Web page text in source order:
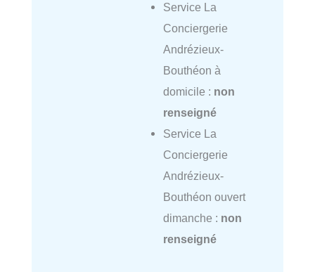
Service La
Conciergerie
Andrézieux-
Bouthéon à
domicile : non
renseigné
Service La
Conciergerie
Andrézieux-
Bouthéon ouvert
dimanche : non
renseigné